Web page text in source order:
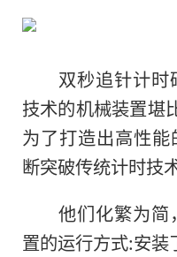
双秒追针计
技术的机械装置堪
为了打造出高性
断突破传统计时技
他们化繁为
置的运行方式:安装